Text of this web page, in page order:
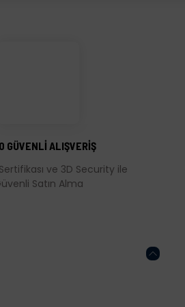
GÜVENLİ ALIŞVERİŞ
ve 3D Security ile
Satın Alma